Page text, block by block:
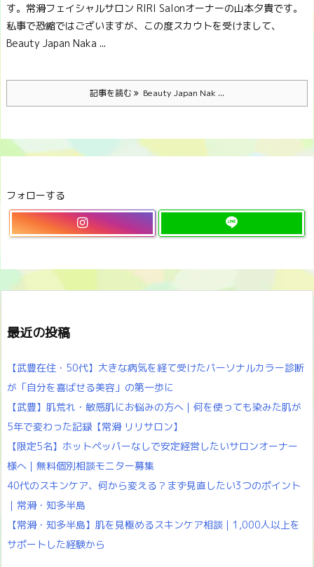
す。常滑フェイシャルサロン RIRI Salonオーナーの山本夕貴です。
私事で恐縮ではございますが、この度スカウトを受けまして、
Beauty Japan Naka ...
記事を読む Beauty Japan Nak ...
フォローする
最近の投稿
【武豊在住・50代】大きな病気を経て受けたパーソナルカラー診断
が「自分を喜ばせる美容」の第一歩に
【武豊】肌荒れ・敏感肌にお悩みの方へ｜何を使っても染みた肌が
5年で変わった記録【常滑 リリサロン】
【限定5名】ホットペッパーなしで安定経営したいサロンオーナー
様へ｜無料個別相談モニター募集
40代のスキンケア、何から変える？まず見直したい3つのポイント
｜常滑・知多半島
【常滑・知多半島】肌を見極めるスキンケア相談｜1,000人以上を
サポートした経験から